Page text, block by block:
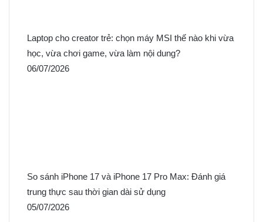
Laptop cho creator trẻ: chọn máy MSI thế nào khi vừa
học, vừa chơi game, vừa làm nội dung?
06/07/2026
So sánh iPhone 17 và iPhone 17 Pro Max: Đánh giá
trung thực sau thời gian dài sử dụng
05/07/2026